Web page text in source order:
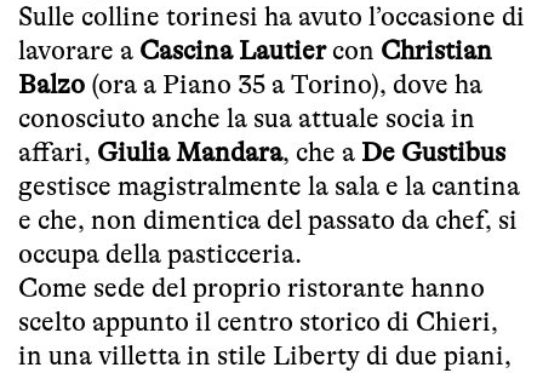
Sulle colline torinesi ha avuto l’occasione di
lavorare a Cascina Lautiercon Christian
Balzo (ora a Piano 35 a Torino), dove ha
conosciuto anche la sua attuale socia in
affari, Giulia Mandara, che a De Gustibus
gestisce magistralmente la sala e la cantina
e che, non dimentica del passato da chef, si
occupa della pasticceria.
Come sede del proprio ristorante hanno
scelto appunto il centro storico di Chieri,
in una villetta in stile Liberty di due piani,